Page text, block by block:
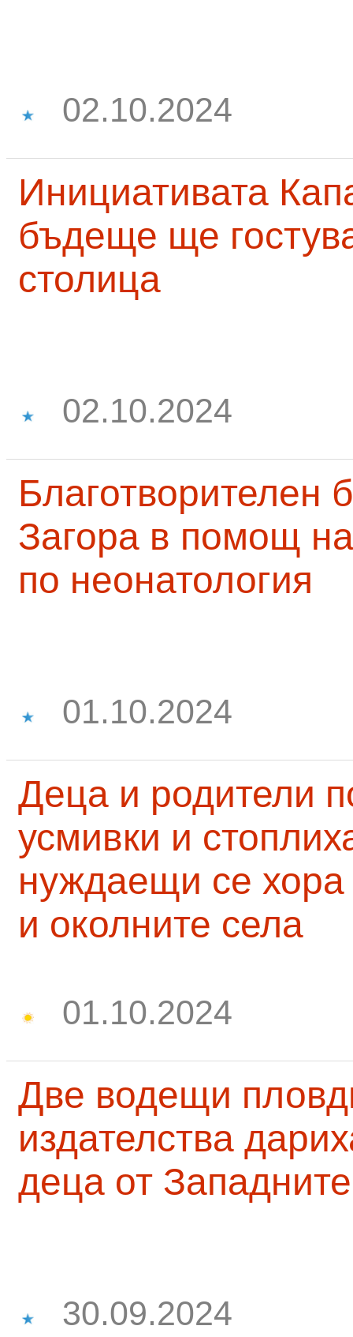
02.10.2024
Инициативата
бъдеще ще
столица
02.10.2024
Благотворителен
Загора в помощ
по неонатология
01.10.2024
Деца и родители
усмивки и
нуждаещи се
и околните села
01.10.2024
Две водещи
издателства
деца от
30.09.2024